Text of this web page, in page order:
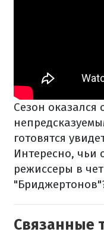
Сезон
готовятся
Интересно, чьи
режиссеры в
Связанные